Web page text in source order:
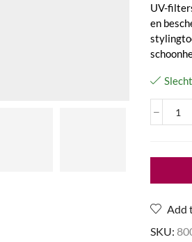
UV-
en
Ice
Bi-
Add
SKU: